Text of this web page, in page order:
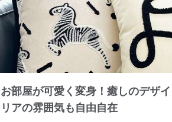
お部屋が可愛く変身！癒しのデザ
リアの雰囲気も自由自在